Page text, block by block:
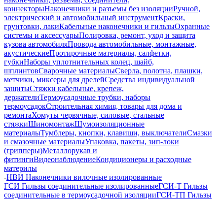
коннекторыНаконечники и разъемы без изоляцииРучной,
электрический и автомобильный инструментКраски,
грунтовки, лакиКабельные наконечники и гильзыОхранные
системы и аксессуарыПолировка, ремонт, уход и защита
кузова автомобиляПровода автомобильные, монтажные,
акустическиеПротирочные материалы, салфетки,
губкиНаборы уплотнительных колец, шайб,
шплинтовСварочные материалыСверла, полотна, плашки,
метчики, миксеры для дрелейСредства индивидуальной
защитыСтяжки кабельные, крепеж,
держателиТермоусадочные трубки, наборы
термоусадокСтроительная химия, товары для дома и
ремонтаХомуты червячные, силовые, стальные
стяжкиШиномонтажШумоизоляционные
материалыТумблеры, кнопки, клавиши, выключателиСмазки
и смазочные материалыУпаковка, пакеты, зип-локи
(грипперы)Металлорукав и
фитингиВидеонаблюдениеКондиционеры и расходные
материлы
-НВИ Наконечники вилочные изолированные
ГСИ Гильзы соединительные изолированныеГСИ-Т Гильзы
соединительные в термоусадочной изоляцииГСИ-ТП Гильзы